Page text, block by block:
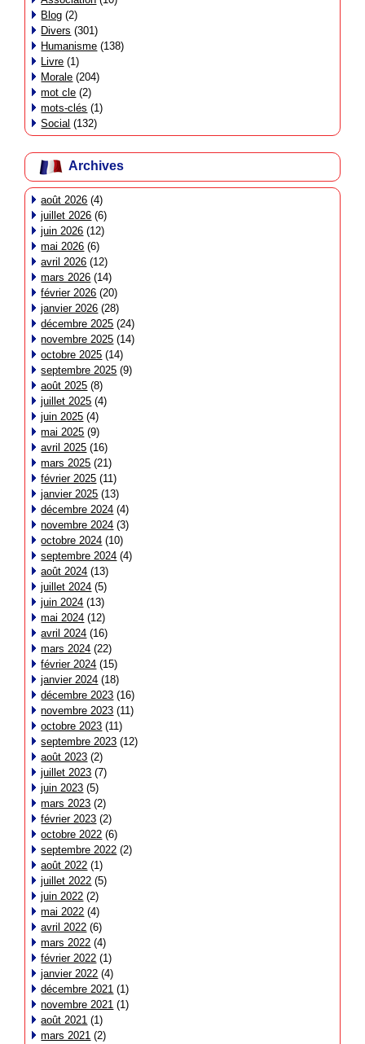
Blog (2)
Divers (301)
Humanisme (138)
Livre (1)
Morale (204)
mot cle (2)
mots-clés (1)
Social (132)
Archives
août 2026 (4)
juillet 2026 (6)
juin 2026 (12)
mai 2026 (6)
avril 2026 (12)
mars 2026 (14)
février 2026 (20)
janvier 2026 (28)
décembre 2025 (24)
novembre 2025 (14)
octobre 2025 (14)
septembre 2025 (9)
août 2025 (8)
juillet 2025 (4)
juin 2025 (4)
mai 2025 (9)
avril 2025 (16)
mars 2025 (21)
février 2025 (11)
janvier 2025 (13)
décembre 2024 (4)
novembre 2024 (3)
octobre 2024 (10)
septembre 2024 (4)
août 2024 (13)
juillet 2024 (5)
juin 2024 (13)
mai 2024 (12)
avril 2024 (16)
mars 2024 (22)
février 2024 (15)
janvier 2024 (18)
décembre 2023 (16)
novembre 2023 (11)
octobre 2023 (11)
septembre 2023 (12)
août 2023 (2)
juillet 2023 (7)
juin 2023 (5)
mars 2023 (2)
février 2023 (2)
octobre 2022 (6)
septembre 2022 (2)
août 2022 (1)
juillet 2022 (5)
juin 2022 (2)
mai 2022 (4)
avril 2022 (6)
mars 2022 (4)
février 2022 (1)
janvier 2022 (4)
décembre 2021 (1)
novembre 2021 (1)
août 2021 (1)
mars 2021 (2)